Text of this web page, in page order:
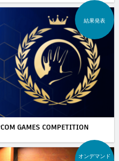
結果発表
GAMES COMPETITION
オンデマンド